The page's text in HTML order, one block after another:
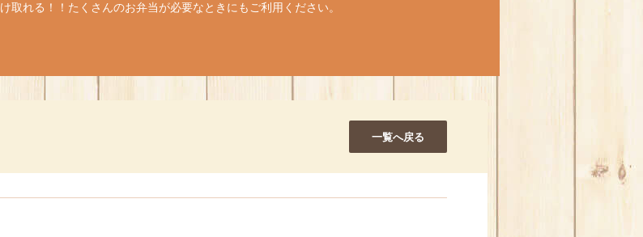
取れる！！たくさんのお弁当が必要なときにもご利用ください。
一覧へ戻る